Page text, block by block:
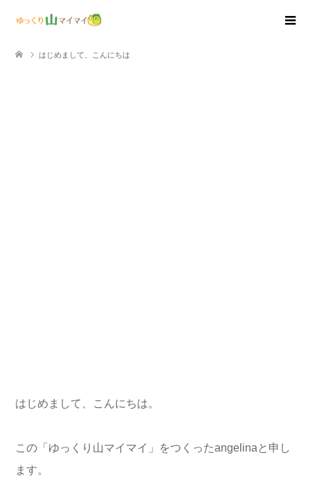
はじめまして、こんにちは
はじめまして、こんにちは。
この「ゆっくり山マイマイ」をつくったangelinaと申し
ます。